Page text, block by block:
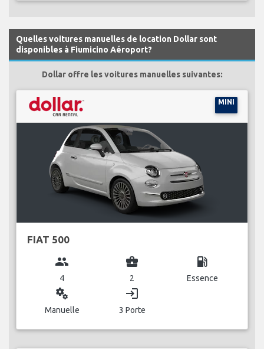
Quelles voitures manuelles de location Dollar sont
disponibles à Fiumicino Aéroport?
Dollar offre les voitures manuelles suivantes:
MINI
FIAT 500
group
4
business_center
2
local_gas_station
Essence
miscellaneous_services
Manuelle
login
3 Porte